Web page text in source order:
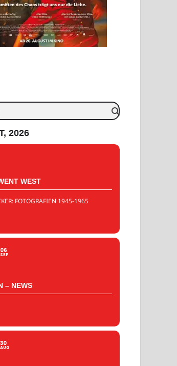
2026
WEST
FOTOGRAFIEN 1945-1965
06
SEP
– NEWS
30
AUG